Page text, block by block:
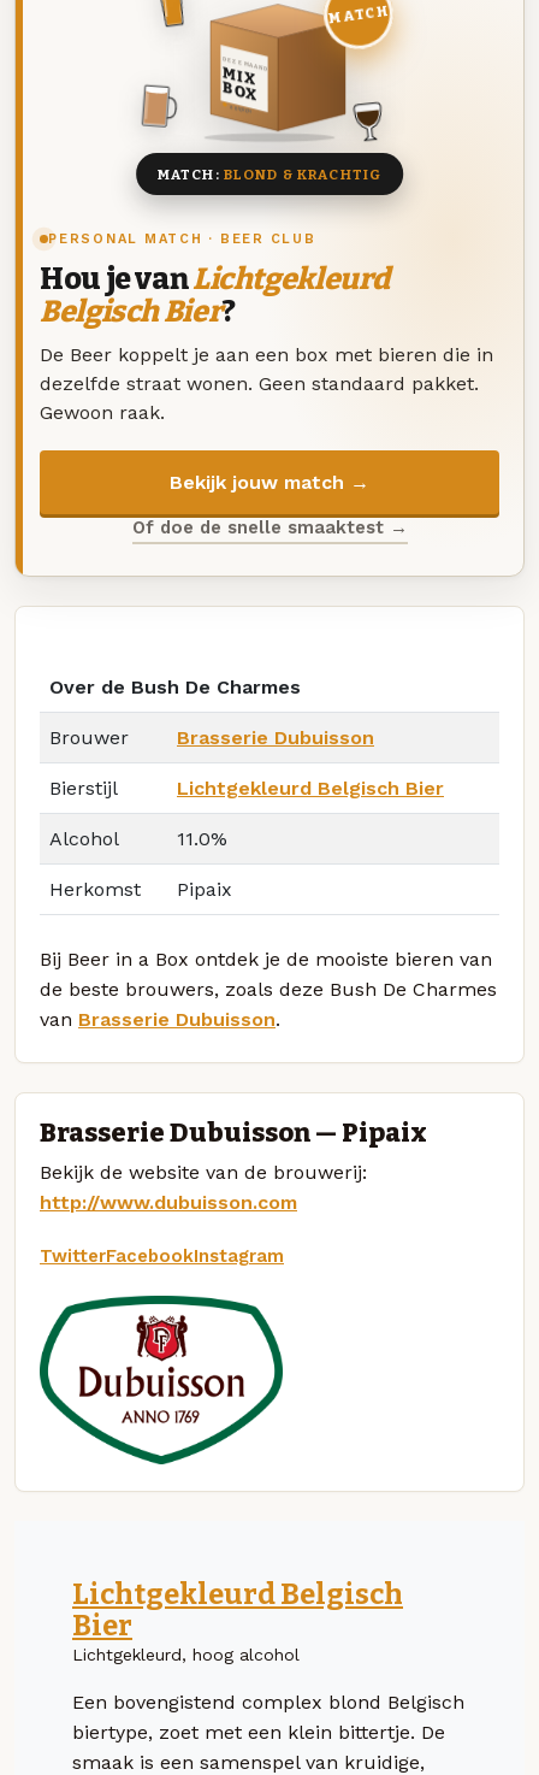
PERSONAL MATCH · BEER CLUB
Hou je vanLichtgekleurd
Belgisch Bier?
De Beer koppelt je aan een box met bieren die in
dezelfde straat wonen. Geen standaard pakket.
Gewoon raak.
Bekijk jouw match →
Of doe de snelle smaaktest →
DEZE MAAND
MIX
BOX
8 BIEREN
MATCH
MATCH: BLOND & KRACHTIG
Over de Bush De Charmes
Brouwer Brasserie Dubuisson
Bierstijl Lichtgekleurd Belgisch Bier
Alcohol 11.0%
Herkomst Pipaix
Bij Beer in a Box ontdek je de mooiste bieren van
de beste brouwers, zoals deze Bush De Charmes
van Brasserie Dubuisson.
Brasserie Dubuisson — Pipaix
Bekijk de website van de brouwerij:
http://www.dubuisson.com
TwitterFacebookInstagram
Lichtgekleurd Belgisch
Bier
Lichtgekleurd, hoog alcohol
Een bovengistend complex blond Belgisch
biertype, zoet met een klein bittertje. De
smaak is een samenspel van kruidige,